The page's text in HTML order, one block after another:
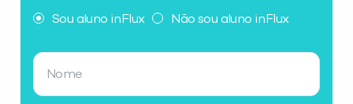
Sou aluno inFlux Não sou aluno inFlux